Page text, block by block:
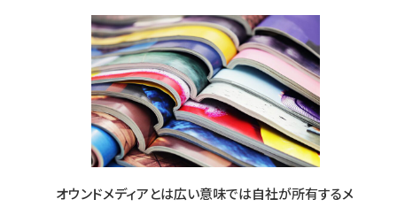
オウンドメディアとは広い意味では自社が所有するメ